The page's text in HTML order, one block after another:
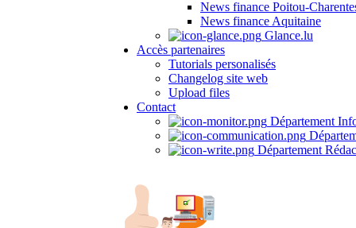
News finance Poitou-
News finance Aquitaine
Glance.lu
Accès partenaires
Tutorials personalisés
Changelog site web
Upload files
Contact
Département
Département